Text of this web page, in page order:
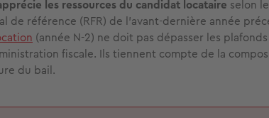
les ressources du candidat locataire selon
de référence (RFR) de l'avant-dernière année
(année N-2) ne doit pas dépasser les plafonds
fiscale. Ils tiennent compte de la
du bail.